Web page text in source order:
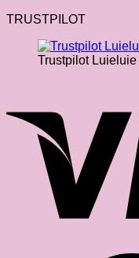
TRUSTPILOT
Trustpilot Luieluie